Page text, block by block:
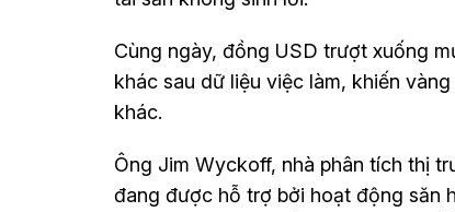
Cùng ngày, đồng USD trượt xuống
khác sau dữ liệu việc làm, khiến
khác.
Ông Jim Wyckoff, nhà phân tích thị
đang được hỗ trợ bởi hoạt động săn